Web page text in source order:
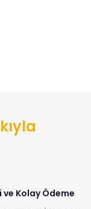
ve Kolay Ödeme